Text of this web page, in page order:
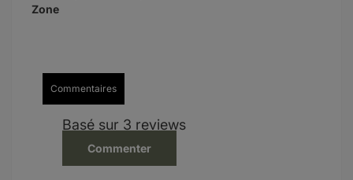
Zone
Commentaires
Basé sur 3 reviews
Commenter